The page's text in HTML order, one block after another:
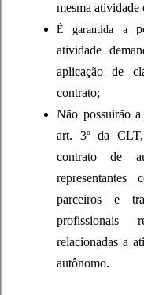
mesma atividade
É garantida a
atividade
aplicação de
contrato;
Não possuirão
art. 3º da
contrato de
representantes
parceiros e
profissionais
relacionadas a
autônomo.